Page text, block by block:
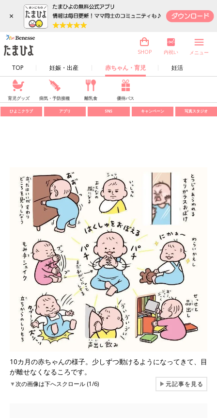
×
TOP 妊娠・出産 赤ちゃん・育児 妊活
SHOP 内祝い メニュー
育児グッズ 病気・予防接種 離乳食 優待パス
ひよこクラブ アプリ SNS キャンペーン 写真スタジオ
10カ月の赤ちゃんの様子。少しずつ動けるようになってきて、目
が離せなくなるころです。
▼次の画像は下へスクロール (1/6) ▶元記事を見る